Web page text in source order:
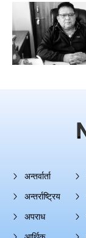
अन्तर्वार्ता
अन्तर्राष्ट्रिय
अपराध